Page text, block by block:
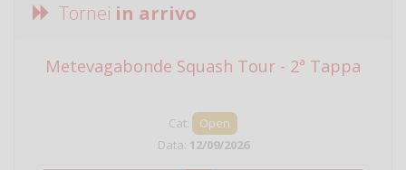
Tornei in arrivo
Metevagabonde Squash Tour - 2ª Tappa
Cat:
Open
Data: 12/09/2026